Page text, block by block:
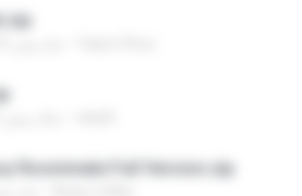
Roommate Full Version.zip